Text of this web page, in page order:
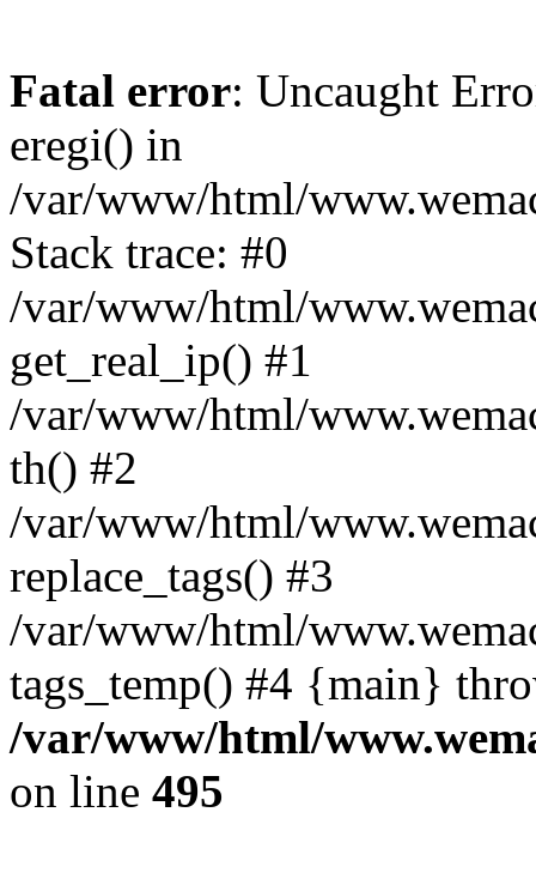
Fatal error: Uncaught
eregi() in
/var/www/html/
Stack trace: #0
/var/www/html/
get_real_ip() #1
/var/www/html/
th() #2
/var/www/html/
replace_tags() #3
/var/www/html/
tags_temp() #4 {main}
/var/www/html/
on line 495